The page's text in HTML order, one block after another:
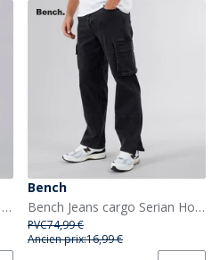
ONLY & SONS Jean ample à bande Homme Medium Grey Denim
Bench
Bench Jeans cargo Serian Homme Noir délavé
PVC74,99 €
Ancien prix:16,99 €